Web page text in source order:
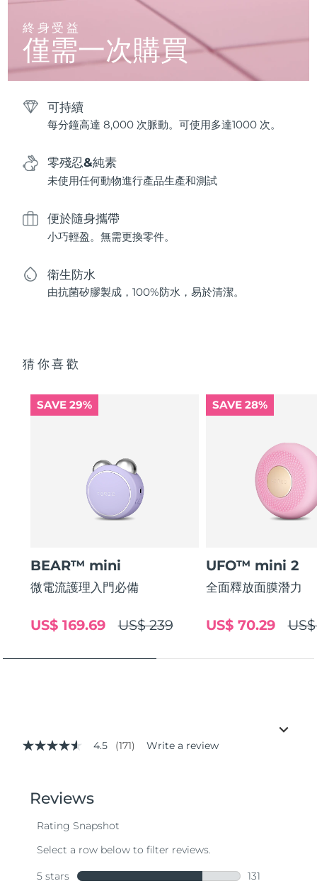
終身受益
僅需一次購買
可持續
每分鐘高達 8,000 次脈動。可使用多達1000 次。
零殘忍&純素
未使用任何動物進行產品生產和測試
便於隨身攜帶
小巧輕盈。無需更換零件。
衛生防水
由抗菌矽膠製成，100%防水，易於清潔。
猜你喜歡
SAVE 29%
BEAR™ mini
微電流護理入門必備
US$ 239
US$ 169.69
SAVE 28%
UFO™ mini 2
全面釋放面膜潛力
US$ 70.29
4.5
stars,
average
value.
171
Same
4.5 (171) Write a review